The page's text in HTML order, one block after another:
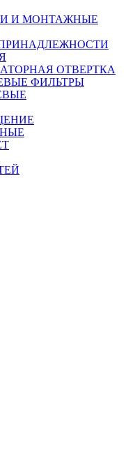
И МОНТАЖНЫЕ
ОТВЕРТКА
ФИЛЬТРЫ